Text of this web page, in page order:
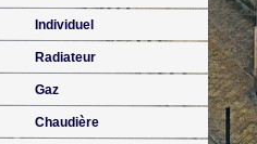
Individuel
Radiateur
Gaz
Chaudière